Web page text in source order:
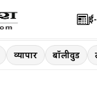
व्यापार बॉलीवुड